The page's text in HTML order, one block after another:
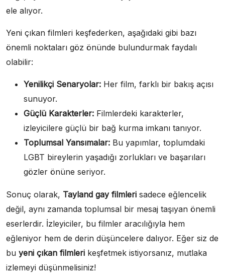
ele alıyor.
Yeni çıkan filmleri keşfederken, aşağıdaki gibi bazı
önemli noktaları göz önünde bulundurmak faydalı
olabilir:
Yenilikçi Senaryolar: Her film, farklı bir bakış açısı
sunuyor.
Güçlü Karakterler: Filmlerdeki karakterler,
izleyicilere güçlü bir bağ kurma imkanı tanıyor.
Toplumsal Yansımalar: Bu yapımlar, toplumdaki
LGBT bireylerin yaşadığı zorlukları ve başarıları
gözler önüne seriyor.
Sonuç olarak, Tayland gay filmleri sadece eğlencelik
değil, aynı zamanda toplumsal bir mesaj taşıyan önemli
eserlerdir. İzleyiciler, bu filmler aracılığıyla hem
eğleniyor hem de derin düşüncelere dalıyor. Eğer siz de
bu yeni çıkan filmleri keşfetmek istiyorsanız, mutlaka
izlemeyi düşünmelisiniz!